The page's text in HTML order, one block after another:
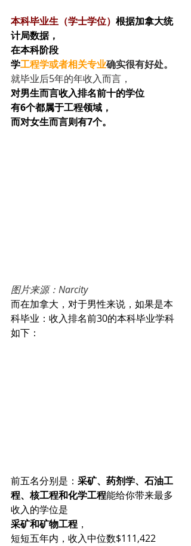
本科毕业生（学士学位） 根据加拿大统
计局数据，
在本科阶段
学工程学或者相关专业确实很有好处。
就毕业后5年的年收入而言，
对男生而言收入排名前十的学位
有6个都属于工程领域，
而对女生而言则有7个。
图片来源：Narcity
而在加拿大， 对于男性来说，如果是本
科毕业： 收入排名前30的本科毕业学科
如下：
前五名分别是： 采矿、药剂学、石油工
程、核工程和化学工程能给你带来最多
收入的学位是
采矿和矿物工程 ，
短短五年内，收入中位数$111,422